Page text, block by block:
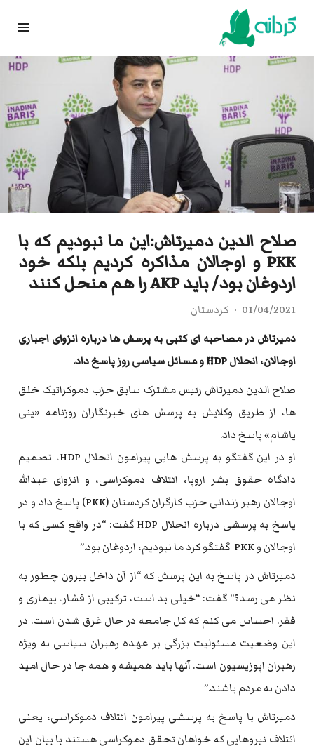
Skip
content
صلاح الدین دمیرتاش:این ما نبودیم که با
PKK و اوجالان مذاکره کردیم بلکه خود
اردوغان بود/ باید AKP را هم منحل کنند
01/04/2021
کردستان
دمیرتاش در مصاحبه ای کتبی به پرسش ها درباره انزوای اجباری
اوجالان، انحلال HDP و مسائل سیاسی روز پاسخ داد.
صلاح الدین دمیرتاش رئیس مشترک سابق حزب دموکراتیک خلق
ها، از طریق وکلایش به پرسش های خبرنگاران روزنامه «ینی
یاشام» پاسخ داد.
او در این گفتگو به پرسش هایی پیرامون انحلال HDP، تصمیم
دادگاه حقوق بشر اروپا، ائتلاف دموکراسی، و انزوای عبدالله
اوجالان رهبر زندانی حزب کارگران کردستان (PKK) پاسخ داد و در
پاسخ به پرسشی درباره انحلال HDP گفت: “در واقع کسی که با
اوجالان و PKK گفتگو کرد ما نبودیم، اردوغان بود.”
دمیرتاش در پاسخ به این پرسش که “از آن داخل بیرون چطور به
نظر می رسد؟” گفت: “خیلی بد است، ترکیبی از فشار، بیماری و
فقر. احساس می کنم که کل جامعه در حال غرق شدن است. در
این وضعیت مسئولیت بزرگی بر عهده رهبران سیاسی به ویژه
رهبران اپوزیسیون است. آنها باید همیشه و همه جا در حال امید
دادن به مردم باشند.”
دمیرتاش با پاسخ به پرسشی پیرامون ائتلاف دموکراسی، یعنی
ائتلاف نیروهایی که خواهان تحقق دموکراسی هستند با بیان این